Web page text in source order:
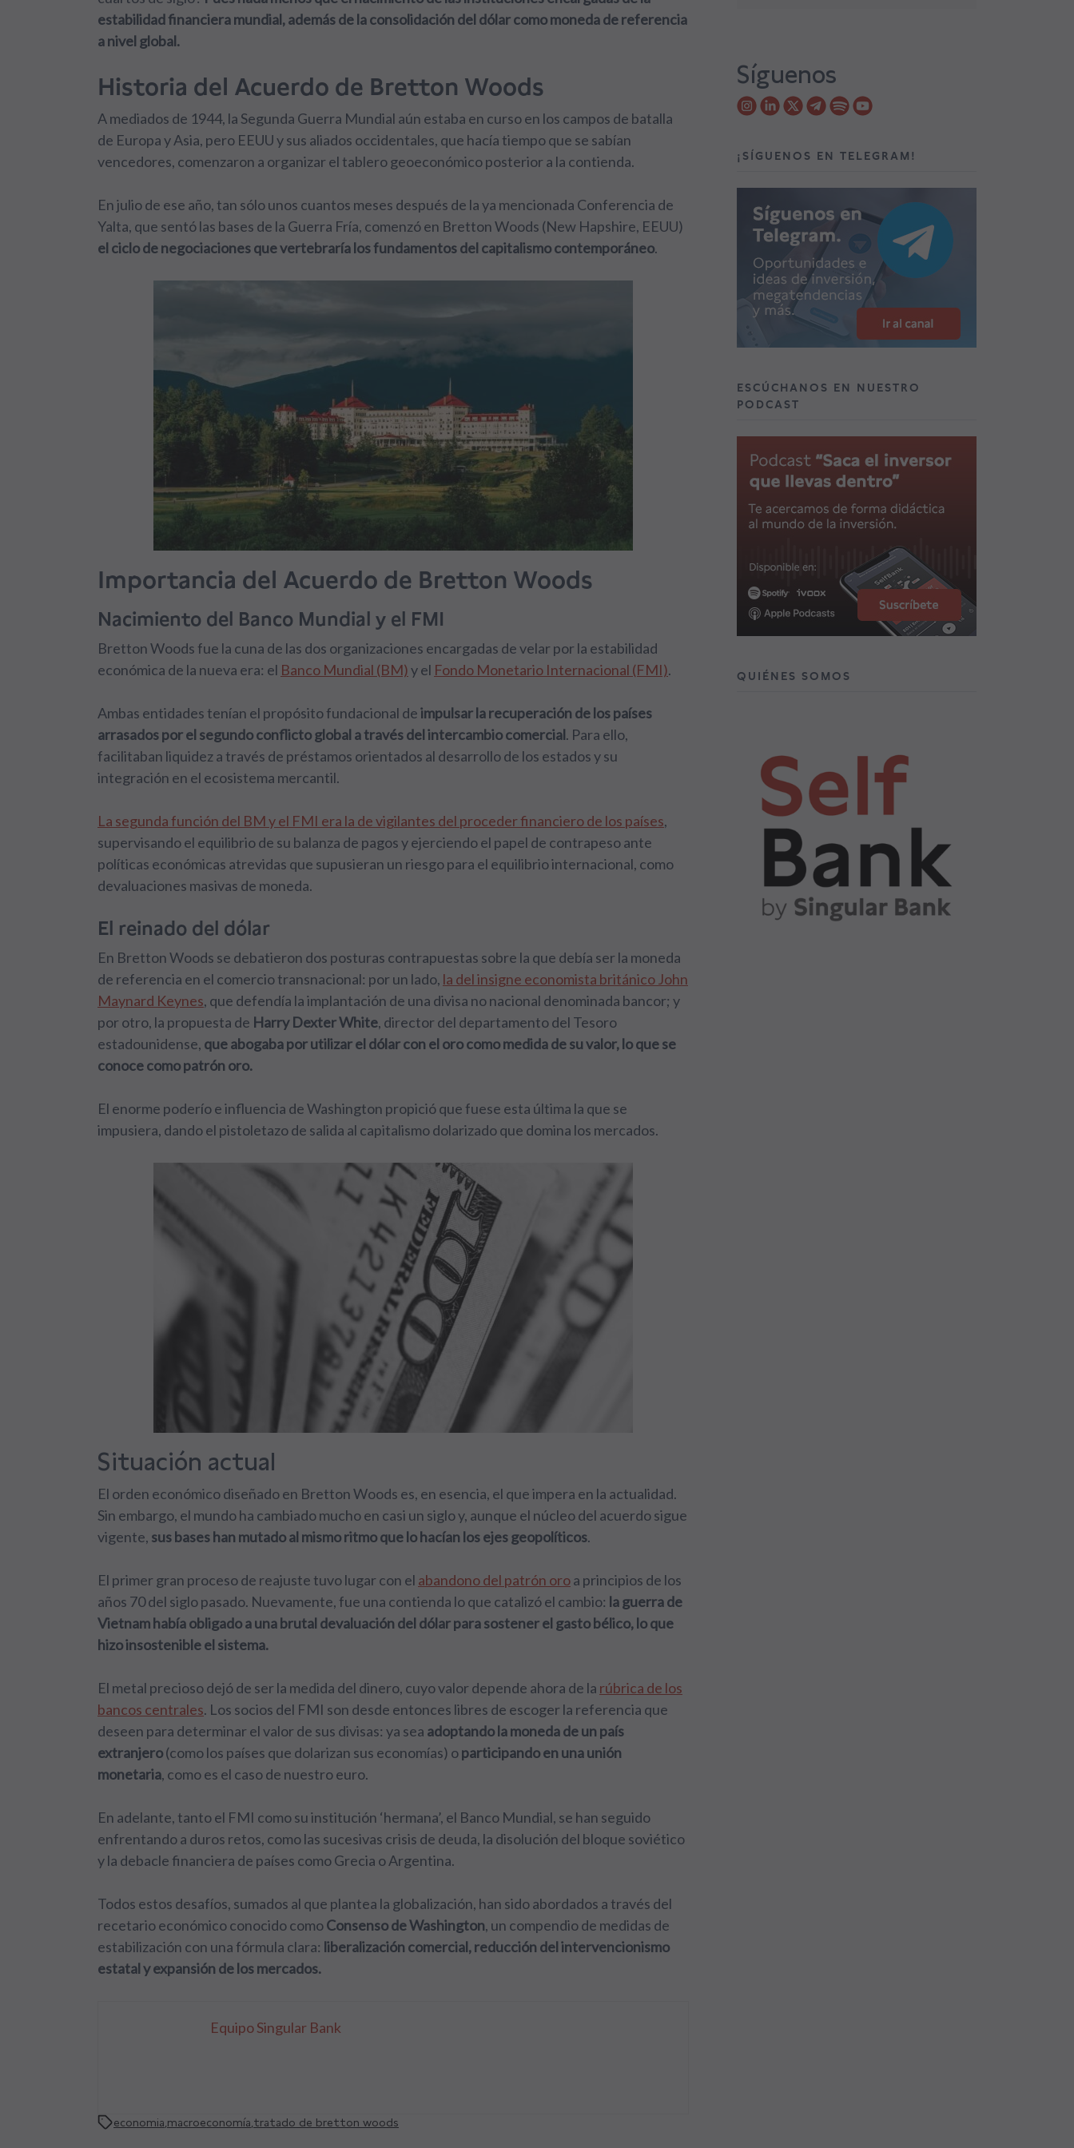
estabilidad financiera mundial, además de la consolidación del dólar como moneda de referencia
a nivel global.
Historia del Acuerdo de Bretton Woods
A mediados de 1944, la Segunda Guerra Mundial aún estaba en curso en los campos de batalla
de Europa y Asia, pero EEUU y sus aliados occidentales, que hacía tiempo que se sabían
vencedores, comenzaron a organizar el tablero geoeconómico posterior a la contienda.
En julio de ese año, tan sólo unos cuantos meses después de la ya mencionada Conferencia de
Yalta, que sentó las bases de la Guerra Fría, comenzó en Bretton Woods (New Hapshire, EEUU)
el ciclo de negociaciones que vertebraría los fundamentos del capitalismo contemporáneo.
Importancia del Acuerdo de Bretton Woods
Nacimiento del Banco Mundial y el FMI
Bretton Woods fue la cuna de las dos organizaciones encargadas de velar por la estabilidad
económica de la nueva era: el Banco Mundial (BM)y el Fondo Monetario Internacional (FMI).
Ambas entidades tenían el propósito fundacional deimpulsar la recuperación de los países
arrasados por el segundo conflicto global a través del intercambio comercial. Para ello,
facilitaban liquidez a través de préstamos orientados al desarrollo de los estados y su
integración en el ecosistema mercantil.
La segunda función del BM y el FMI era la de vigilantes del proceder financiero de los países,
supervisando el equilibrio de su balanza de pagos y ejerciendo el papel de contrapeso ante
políticas económicas atrevidas que supusieran un riesgo para el equilibrio internacional, como
devaluaciones masivas de moneda.
El reinado del dólar
En Bretton Woods se debatieron dos posturas contrapuestas sobre la que debía ser la moneda
de referencia en el comercio transnacional: por un lado, la del insigne economista británico John
Maynard Keynes, que defendía la implantación de una divisa no nacional denominada bancor; y
por otro, la propuesta de Harry Dexter White, director del departamento del Tesoro
estadounidense, que abogaba por utilizar el dólar con el oro como medida de su valor, lo que se
conoce como patrón oro.
El enorme poderío e influencia de Washington propició que fuese esta última la que se
impusiera, dando el pistoletazo de salida al capitalismo dolarizado que domina los mercados.
Situación actual
El orden económico diseñado en Bretton Woods es, en esencia, el que impera en la actualidad.
Sin embargo, el mundo ha cambiado mucho en casi un siglo y, aunque el núcleo del acuerdo sigue
vigente, sus bases han mutado al mismo ritmo que lo hacían los ejes geopolíticos.
El primer gran proceso de reajuste tuvo lugar con el abandono del patrón oroa principios de los
años 70 del siglo pasado. Nuevamente, fue una contienda lo que catalizó el cambio: la guerra de
Vietnam había obligado a una brutal devaluación del dólar para sostener el gasto bélico, lo que
hizo insostenible el sistema.
El metal precioso dejó de ser la medida del dinero, cuyo valor depende ahora de la rúbrica de los
bancos centrales. Los socios del FMI son desde entonces libres de escoger la referencia que
deseen para determinar el valor de sus divisas: ya sea adoptando la moneda de un país
extranjero(como los países que dolarizan sus economías) oparticipando en una unión
monetaria, como es el caso de nuestro euro.
En adelante, tanto el FMI como su institución ‘hermana’, el Banco Mundial, se han seguido
enfrentando a duros retos, como las sucesivas crisis de deuda, la disolución del bloque soviético
y la debacle financiera de países como Grecia o Argentina.
Todos estos desafíos, sumados al que plantea la globalización, han sido abordados a través del
recetario económico conocido comoConsenso de Washington, un compendio de medidas de
estabilización con una fórmula clara: liberalización comercial, reducción del intervencionismo
estatal y expansión de los mercados.
Equipo Singular Bank
economia macroeconomía tratado de bretton woods
Síguenos
¡SÍGUENOS EN TELEGRAM!
ESCÚCHANOS EN NUESTRO
PODCAST
QUIÉNES SOMOS